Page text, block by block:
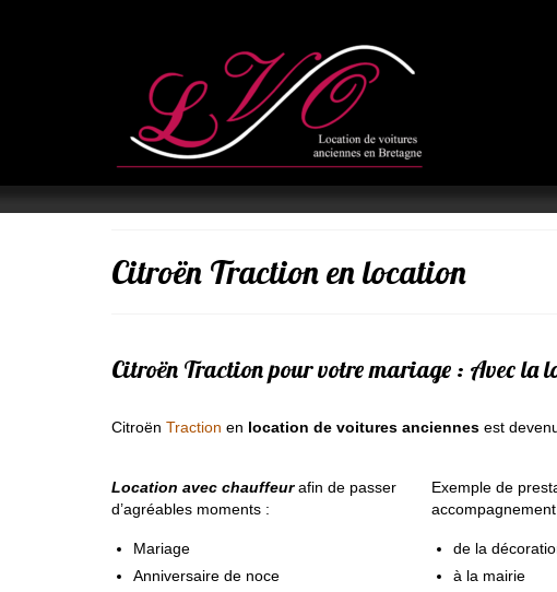
Citroën Traction en location
Citroën Traction pour votre mariage : Avec la
Citroën Traction en location de voitures anciennes est
Location avec chauffeurafin de passer
d’agréables moments :
Mariage
Anniversaire de noce
Exemple de
de la
à la mairie